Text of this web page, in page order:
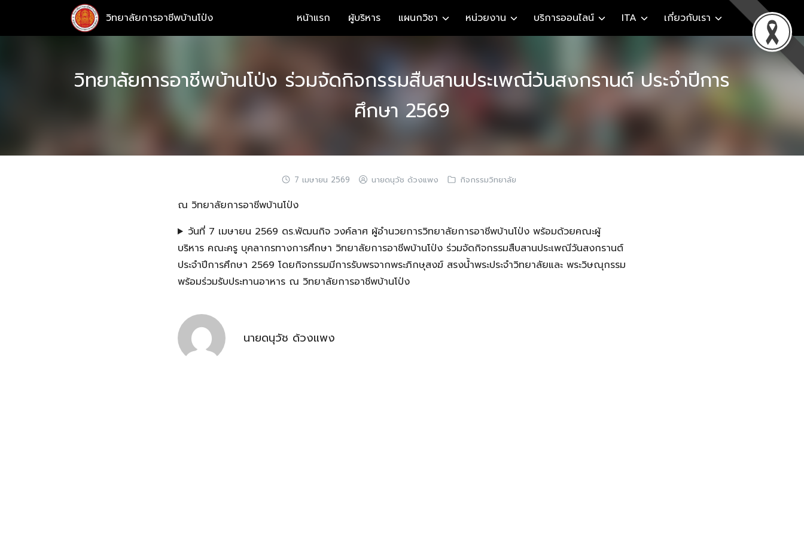
content
วิทยาลัยการอาชีพบ้านโป่ง หน้าแรก ผู้บริหาร แผนกวิชา หน่วยงาน บริการออนไลน์ ITA เกี่ยวกับเรา
วิทยาลัยการอาชีพบ้านโป่ง ร่วมจัดกิจกรรมสืบสานประเพณีวันสงกรานต์ ประจำปีการ
ศึกษา 2569
7 เมษายน 2569 นายดนุวัช ด้วงแพง กิจกรรมวิทยาลัย
ณ วิทยาลัยการอาชีพบ้านโป่ง
วันที่ 7 เมษายน 2569 ดร.พัฒนกิจ วงค์ลาศ ผู้อำนวยการวิทยาลัยการอาชีพบ้านโป่ง พร้อมด้วยคณะผู้
บริหาร คณะครู บุคลากรทางการศึกษา วิทยาลัยการอาชีพบ้านโป่ง ร่วมจัดกิจกรรมสืบสานประเพณีวันสงกรานต์
ประจำปีการศึกษา 2569 โดยกิจกรรมมีการรับพรจากพระภิกษุสงฆ์ สรงน้ำพระประจำวิทยาลัยและ พระวิษณุกรรม
พร้อมร่วมรับประทานอาหาร ณ วิทยาลัยการอาชีพบ้านโป่ง
นายดนุวัช ด้วงแพง